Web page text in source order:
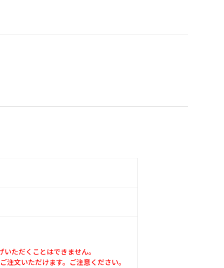
ただくことはできません。
注文いただけます。ご注意ください。